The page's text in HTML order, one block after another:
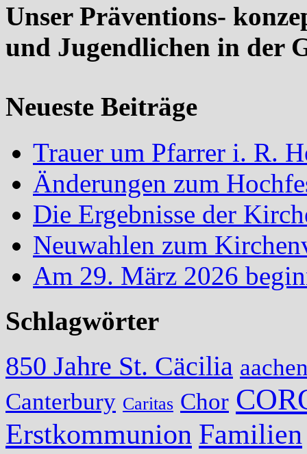
Unser Präventions-
und Jugendlichen in der
Neueste Beiträge
Trauer um Pfarrer i. R.
Änderungen zum
Die Ergebnisse der
Neuwahlen zum
Am 29. März 2026
Schlagwörter
850 Jahre St. Cäcilia
Canterbury Caritas Chor
Erstkommunion Familien